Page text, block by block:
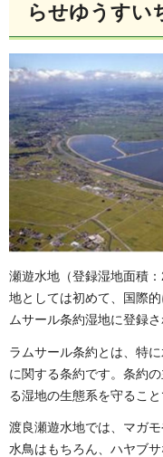
らせゆうすい
瀬遊水地（登録湿地面積
地としては初めて、国際
ムサール条約湿地に登録さ
ラムサール条約とは、特
に関する条約です。条約
る湿地の生態系を守ること
渡良瀬遊水地では、マガ
水鳥はもちろん、ハヤブ